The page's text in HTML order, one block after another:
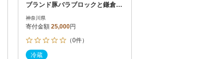
ブランド豚バラブロックと鎌倉野
送】
神奈川県
寄付金額 25,000円
（0件）
冷蔵